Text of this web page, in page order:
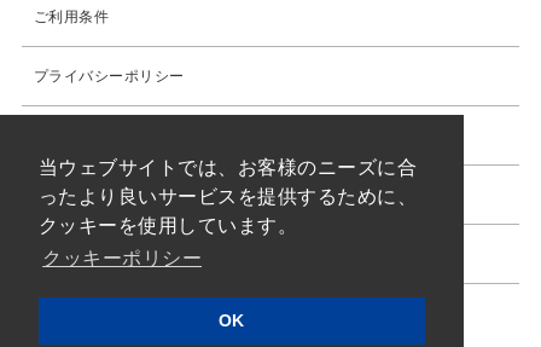
当ウェブサイトでは、お客様のニーズに合
ったより良いサービスを提供するために、
クッキーを使用しています。
クッキーポリシー
OK
ABOUT
FEATURES
PRODUCTS
STORY
ご利用条件
プライバシーポリシー
古物営業法に基づく表示
サイトマップ